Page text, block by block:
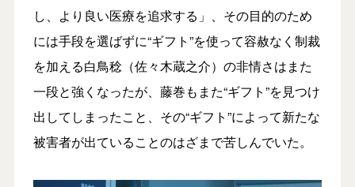
し、より良い医療を追求する」、その目的のため
には手段を選ばずに“ギフト”を使って容赦なく制裁
を加える白鳥稔（佐々木蔵之介）の非情さはまた
一段と強くなったが、藤巻もまた“ギフト”を見つけ
出してしまったこと、その“ギフト”によって新たな
被害者が出ていることのはざまで苦しんでいた。